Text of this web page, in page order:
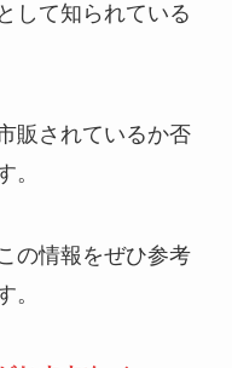
る？袋ごとや真空でき
して知られている
販されているか否
。
の情報をぜひ参考
。